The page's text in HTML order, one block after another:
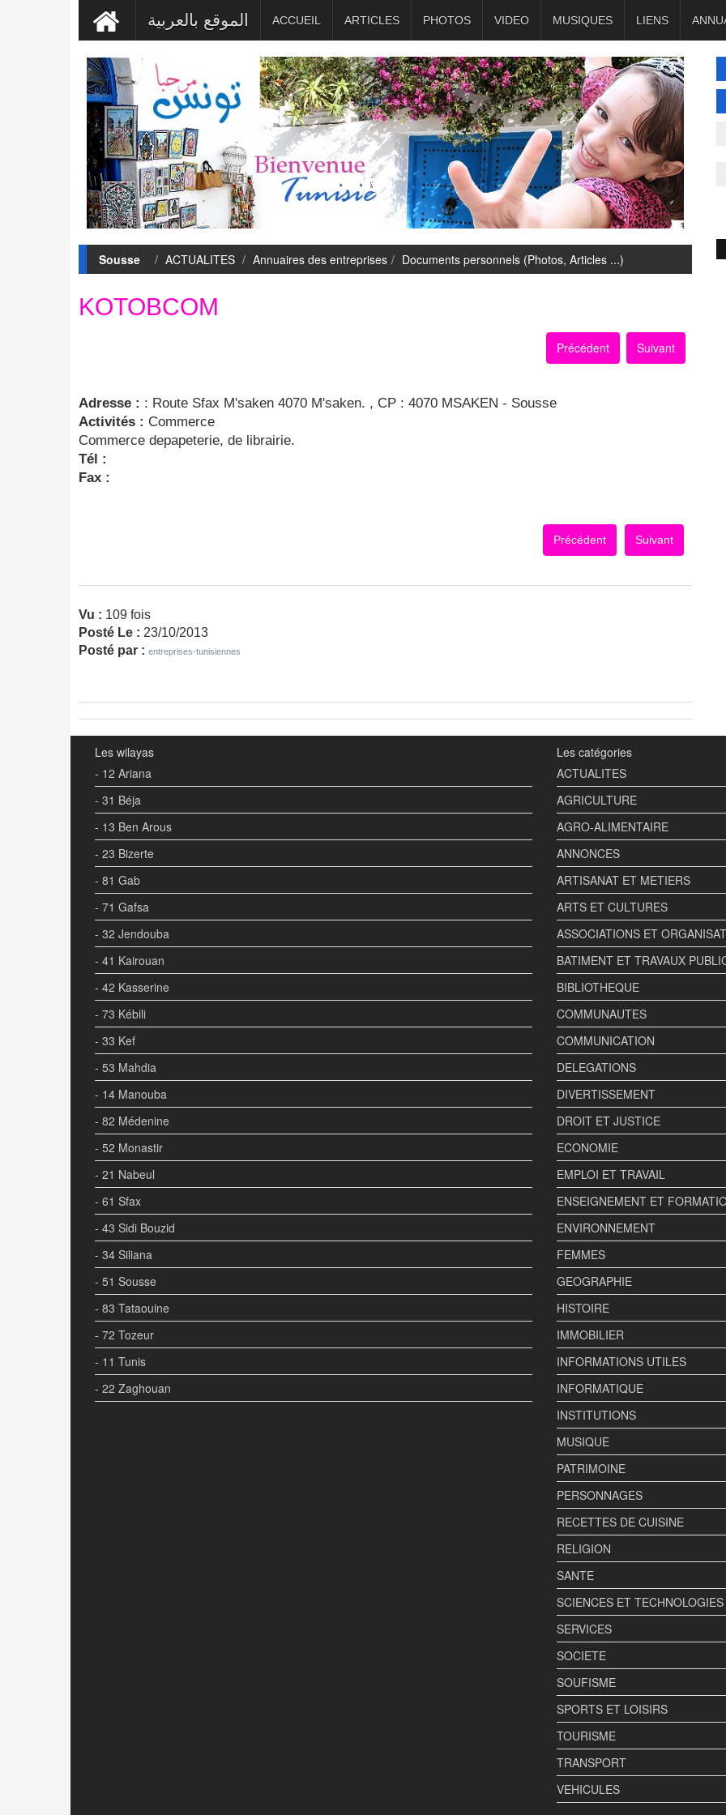
الموقع بالعربية ACCUEIL ARTICLES PHOTOS VIDEO MUSIQUES LIENS
Sousse ACTUALITES Annuaires des entreprises Documents personnels (Photos, Articles ...)
KOTOBCOM
Précédent Suivant
Adresse : : Route Sfax M'saken 4070 M'saken. , CP : 4070 MSAKEN - Sousse
Activités : Commerce
Commerce depapeterie, de librairie.
Tél :
Fax :
Précédent Suivant
Vu : 109 fois
Posté Le : 23/10/2013
Posté par : entreprises-tunisiennes
Les wilayas
- 12 Ariana
- 31 Béja
- 13 Ben Arous
- 23 Bizerte
- 81 Gab
- 71 Gafsa
- 32 Jendouba
- 41 Kairouan
- 42 Kasserine
- 73 Kébili
- 33 Kef
- 53 Mahdia
- 14 Manouba
- 82 Médenine
- 52 Monastir
- 21 Nabeul
- 61 Sfax
- 43 Sidi Bouzid
- 34 Siliana
- 51 Sousse
- 83 Tataouine
- 72 Tozeur
- 11 Tunis
- 22 Zaghouan
Les catégories
ACTUALITES
AGRICULTURE
AGRO-ALIMENTAIRE
ANNONCES
ARTISANAT ET METIERS
ARTS ET CULTURES
ASSOCIATIONS ET
BATIMENT ET TRAVAUX
BIBLIOTHEQUE
COMMUNAUTES
COMMUNICATION
DELEGATIONS
DIVERTISSEMENT
DROIT ET JUSTICE
ECONOMIE
EMPLOI ET TRAVAIL
ENSEIGNEMENT ET
ENVIRONNEMENT
FEMMES
GEOGRAPHIE
HISTOIRE
IMMOBILIER
INFORMATIONS UTILES
INFORMATIQUE
INSTITUTIONS
MUSIQUE
PATRIMOINE
PERSONNAGES
RECETTES DE CUISINE
RELIGION
SANTE
SCIENCES ET TECHNOLOGIES
SERVICES
SOCIETE
SOUFISME
SPORTS ET LOISIRS
TOURISME
TRANSPORT
VEHICULES